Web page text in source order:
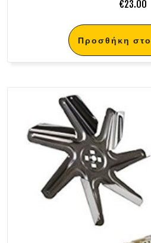
€23.00
Προσθήκη στο